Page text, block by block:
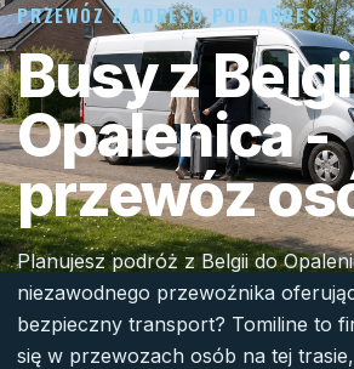
PRZEWÓZ Z ADRESU POD ADRES
Busy z
Opalenica -
przewóz
Planujesz podróż z Belgii do
niezawodnego przewoźnika
bezpieczny transport? Tomiline to
się w przewozach osób na tej